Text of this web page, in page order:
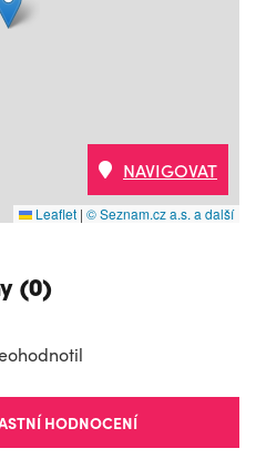
Leaflet | © Seznam.cz a.s. a další
NAVIGOVAT
(0)
HODNOCENÍ